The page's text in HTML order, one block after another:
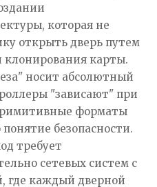
которая не
открыть дверь путем
клонирования карты.
носит абсолютный
"зависают" при
форматы
безопасности.
требует
сетевых систем с
где каждый дверной